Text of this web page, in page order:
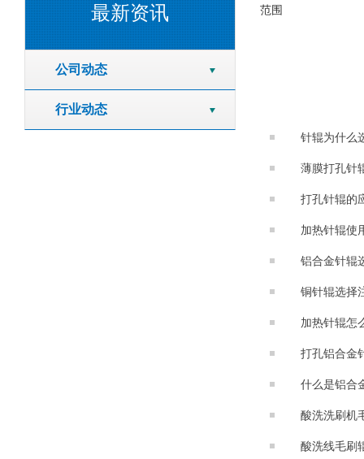
最新资讯
公司动态
行业动态
针辊为什么
薄膜打孔针
打孔针辊的
加热针辊使
铝合金针辊
铜针辊选择
加热针辊怎
打孔铝合金
什么是铝合
酸洗洗刷机
酸洗线毛刷